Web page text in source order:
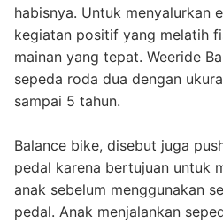
habisnya. Untuk menyalurkan
kegiatan positif yang melatih
mainan yang tepat. Weeride
sepeda roda dua dengan
sampai 5 tahun.
Balance bike, disebut juga
pedal karena bertujuan untuk
anak sebelum menggunakan
pedal. Anak menjalankan